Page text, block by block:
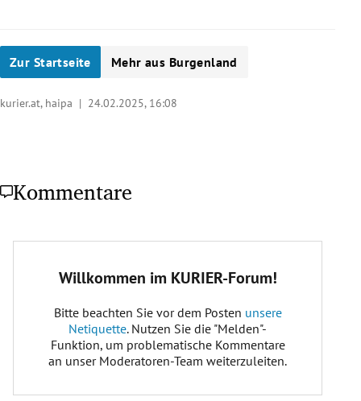
Zur Startseite Mehr aus Burgenland
kurier.at, haipa | 24.02.2025, 16:08
Kommentare